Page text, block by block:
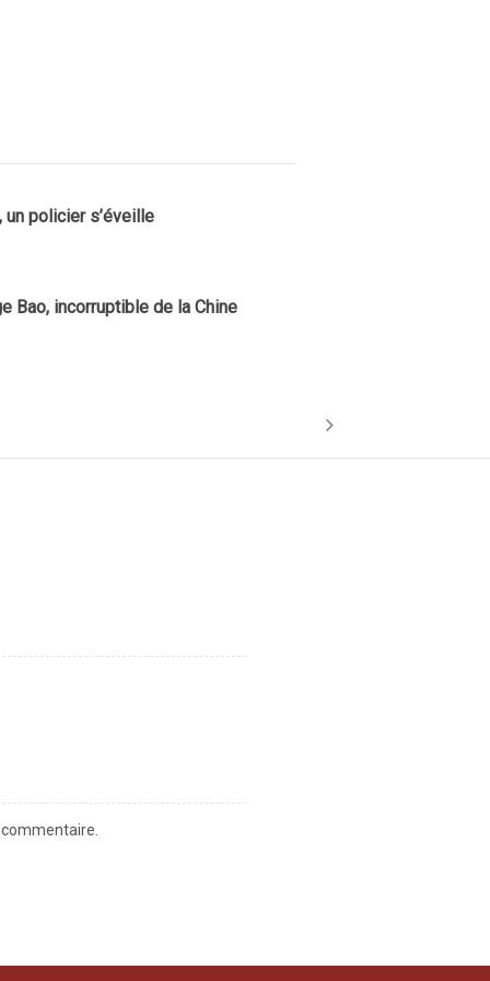
un policier s’éveille
Bao, incorruptible de la Chine